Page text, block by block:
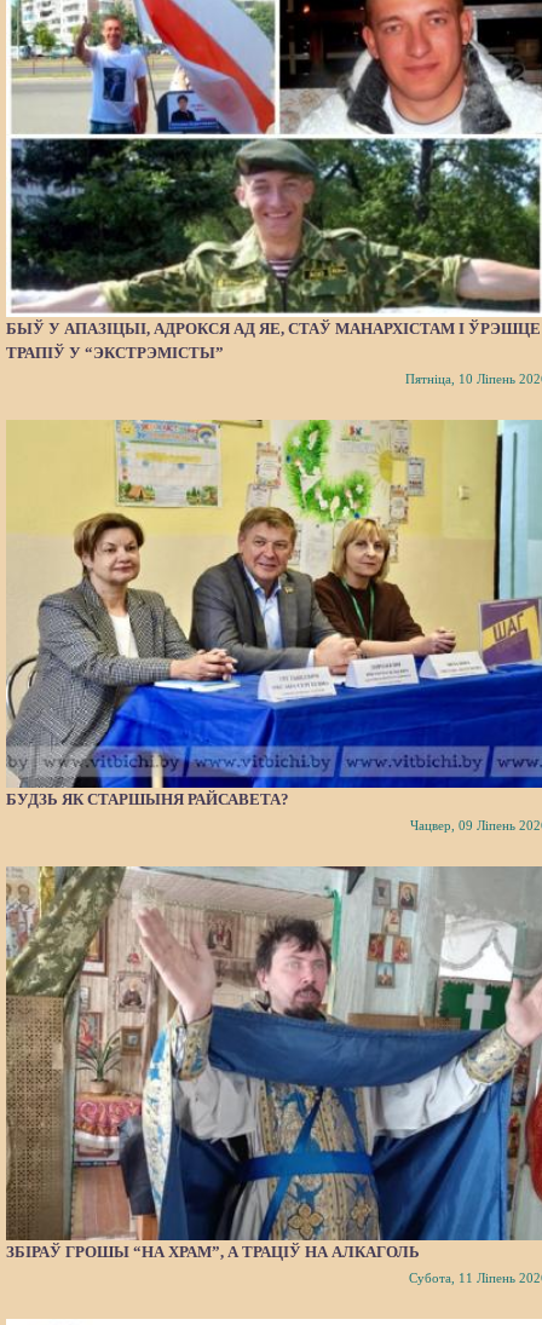
БЫЎ У АПАЗІЦЫІ, АДРОКСЯ АД ЯЕ, СТАЎ МАНАРХІСТАМ І ЎРЭШЦЕ
ТРАПІЎ У “ЭКСТРЭМІСТЫ”
Пятніца, 10 Ліпень
БУДЗЬ ЯК СТАРШЫНЯ РАЙСАВЕТА?
Чацвер, 09 Ліпень
ЗБІРАЎ ГРОШЫ “НА ХРАМ”, А ТРАЦІЎ НА АЛКАГОЛЬ
Субота, 11 Ліпень